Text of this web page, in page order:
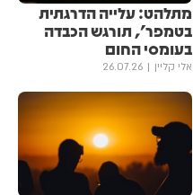
מתלהט: עלייה הדרגתית
בטמפר', תורגש הכבדה
בעומסי החום
אלי קליין 26.07.26